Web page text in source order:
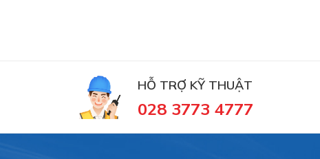
HỖ TRỢ KỸ THUẬT
028 3773 4777